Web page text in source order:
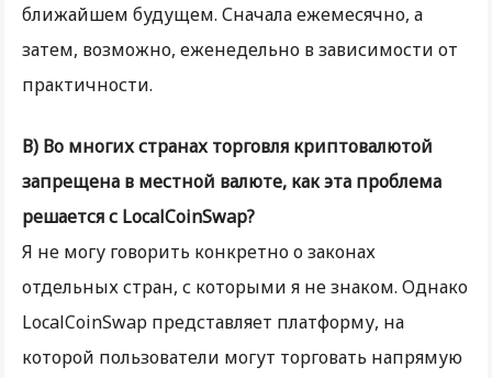
ближайшем будущем. Сначала ежемесячно, а
затем, возможно, еженедельно в зависимости от
практичности.
В) Во многих странах торговля криптовалютой
запрещена в местной валюте, как эта проблема
решается с LocalCoinSwap?
Я не могу говорить конкретно о законах
отдельных стран, с которыми я не знаком. Однако
LocalCoinSwap представляет платформу, на
которой пользователи могут торговать напрямую